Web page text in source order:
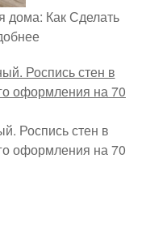
Как Сделать
Роспись стен в
оформления на 70